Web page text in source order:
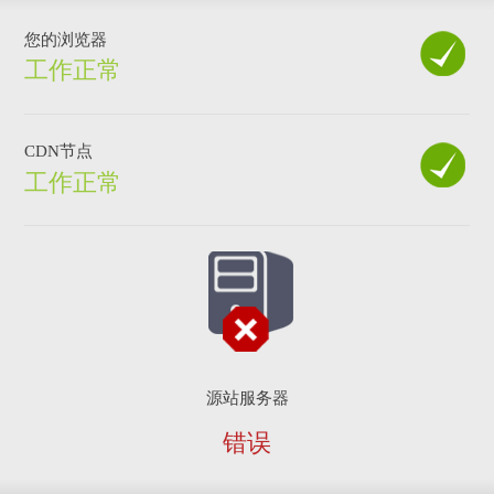
您的浏览器
工作正常
CDN节点
工作正常
源站服务器
错误